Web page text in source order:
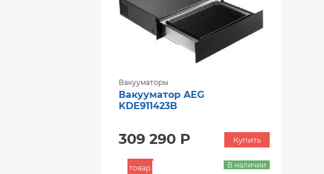
Вакууматоры
Вакууматор AEG
KDE911423B
309 290 Р Купить
товар
В наличии